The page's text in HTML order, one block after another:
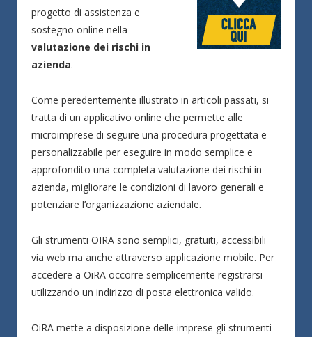
progetto di assistenza e
sostegno online nella
valutazione dei rischi in
azienda.
Come peredentemente illustrato in articoli passati, si
tratta di un applicativo online che permette alle
microimprese di seguire una procedura progettata e
personalizzabile per eseguire in modo semplice e
approfondito una completa valutazione dei rischi in
azienda, migliorare le condizioni di lavoro generali e
potenziare l’organizzazione aziendale.
Gli strumenti OIRA sono semplici, gratuiti, accessibili
via web ma anche attraverso applicazione mobile. Per
accedere a OiRA occorre semplicemente registrarsi
utilizzando un indirizzo di posta elettronica valido.
OiRA mette a disposizione delle imprese gli strumenti